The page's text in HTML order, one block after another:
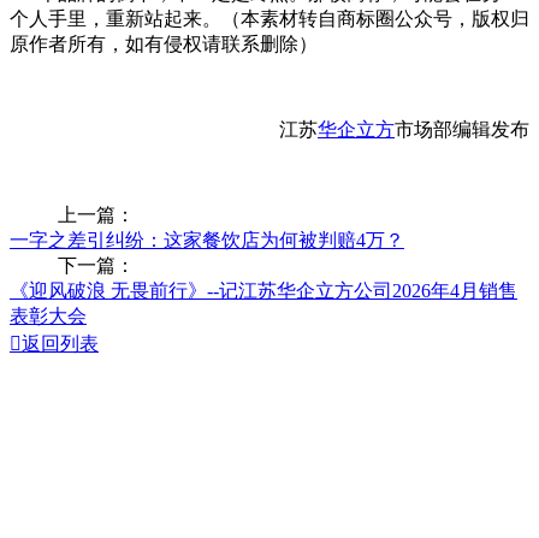
个人手里，重新站起来。（本素材转自商标圈公众号，版权归
原作者所有，如有侵权请联系删除）
江苏华企立方市场部编辑发布
上一篇：
一字之差引纠纷：这家餐饮店为何被判赔4万？
下一篇：
《迎风破浪 无畏前行》--记江苏华企立方公司2026年4月销售
表彰大会
返回列表